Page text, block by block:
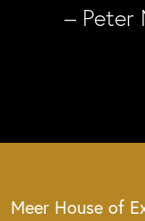
– Peter
Meer House of